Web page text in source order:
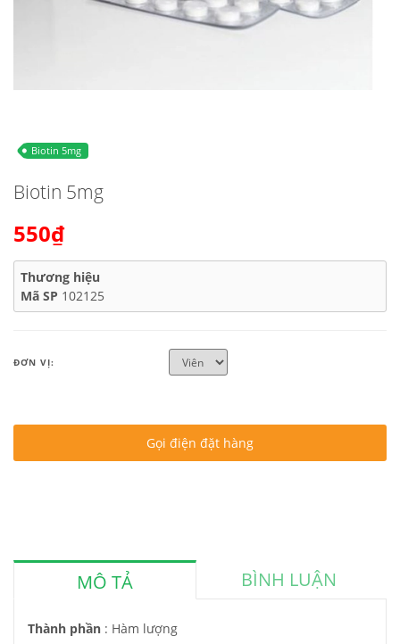
Biotin 5mg
Biotin 5mg
550₫
Thương hiệu
Mã SP 102125
ĐƠN VỊ:
Gọi điện đặt hàng
MÔ TẢ BÌNH LUẬN
Thành phần : Hàm lượng